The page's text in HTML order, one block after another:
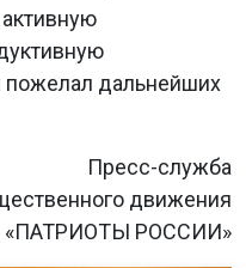
пожелал дальнейших
Пресс-служба
движения
«ПАТРИОТЫ РОССИИ»